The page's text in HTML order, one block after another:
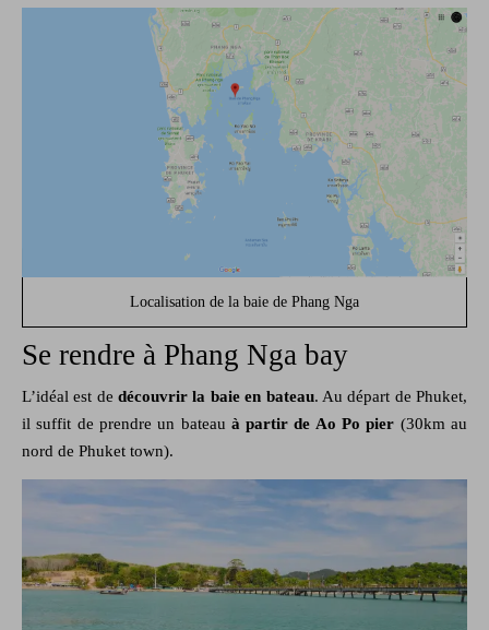
Localisation de la baie de Phang Nga
Se rendre à Phang Nga bay
L’idéal est dedécouvrir la baie en bateau. Au départ de Phuket,
il suffit de prendre un bateau à partir de Ao Po pier (30km au
nord de Phuket town).